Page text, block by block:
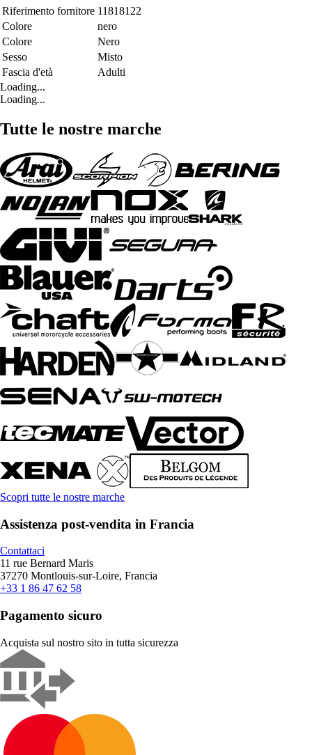
Riferimento fornitore 11818122
Colore
nero
Colore
Nero
Sesso
Misto
Fascia d'età
Adulti
Loading...
Loading...
Tutte le nostre marche
Scopri tutte le nostre marche
Assistenza post-vendita in Francia
Contattaci
11 rue Bernard Maris
37270 Montlouis-sur-Loire, Francia
+33 1 86 47 62 58
Pagamento sicuro
Acquista sul nostro sito in tutta sicurezza